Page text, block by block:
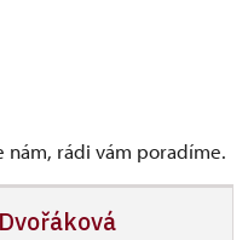
nám, rádi vám poradíme.